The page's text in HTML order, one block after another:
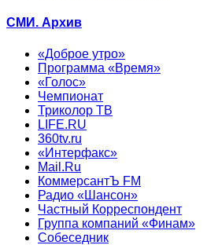
СМИ. Архив
«Доброе утро»
Программа «Время»
«Голос»
Чемпионат
Триколор ТВ
LIFE.RU
360tv.ru
«Интерфакс»
Mail.Ru
КоммерсантЪ FM
Радио «Шансон»
Частный Корреспондент
Группа компаний «Финам»
Собеседник